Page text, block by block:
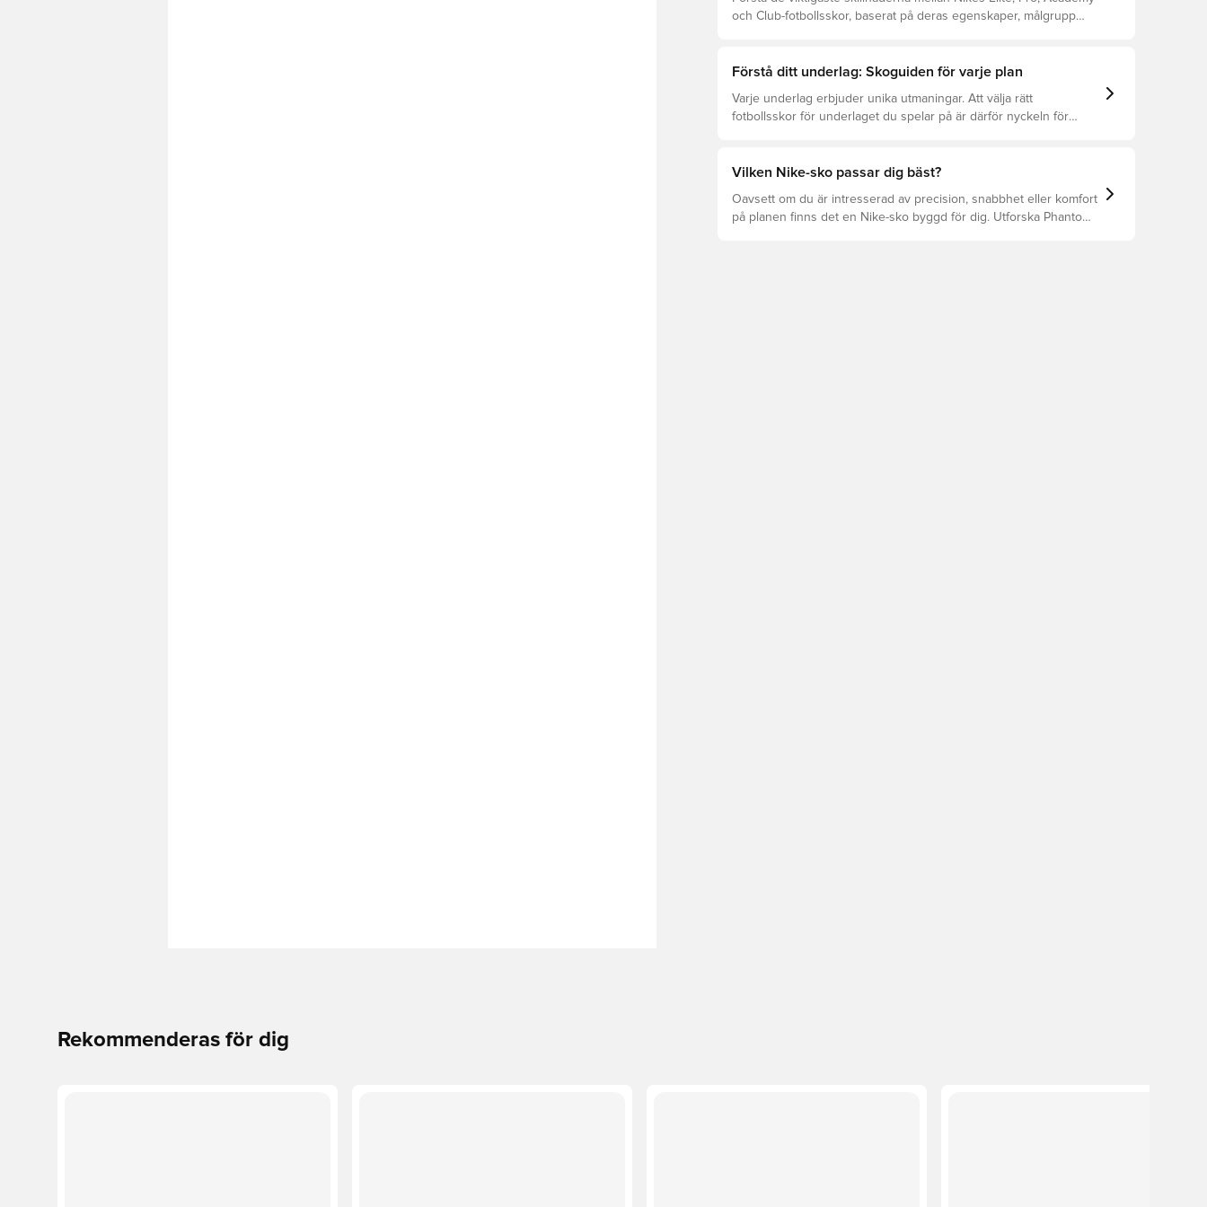
och Club-fotbollsskor, baserat på deras egenskaper, målgrupp
Förstå ditt underlag: Skoguiden för varje plan
Varje underlag erbjuder unika utmaningar. Att välja rätt
fotbollsskor för underlaget du spelar på är därför nyckeln för
underlagen.
Vilken Nike-sko passar dig bäst?
Oavsett om du är intresserad av precision, snabbhet eller komfort
på planen finns det en Nike-sko byggd för dig. Utforska Phantom,
Rekommenderas för dig